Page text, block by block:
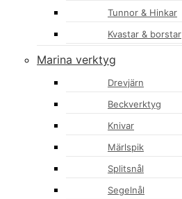
Tunnor & Hinkar
Kvastar & borstar
Marina verktyg
Drevjärn
Beckverktyg
Knivar
Märlspik
Splitsnål
Segelnål